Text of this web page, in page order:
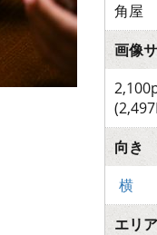
角屋
画像
向き
横
エリア